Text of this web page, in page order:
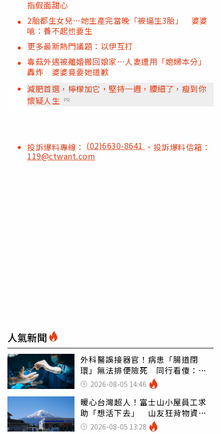
指假面甜心
2胎都生女兒…她生產完當晚「被逼生3胎」 婆婆
嗆：養不起也要生
更多最新熱門議題：以伊互打
毒菇外遇被離婚搬回娘家…人妻遭用「媳婦本分」
轟炸 婆婆竟要她道歉
減肥首選，檸檬加它，堅持一週，腰細了，瘦到你
懷疑人生 PR
投訴爆料專線： (02)6630-8641 、投訴爆料信箱：
119@ctwant.com
人氣新聞
外科醫誤接器官！病患「腸道閉
環」無法排便險死 同行看傻：糟
糕至極
2026-08-05 14:46
暖心台灣超人！富士山小屋員工求
助「想活下去」 山友狂背物資上
山：台灣真的是寶島
2026-08-05 13:28